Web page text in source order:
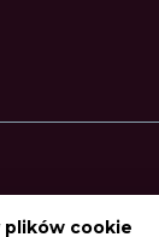
plików cookie